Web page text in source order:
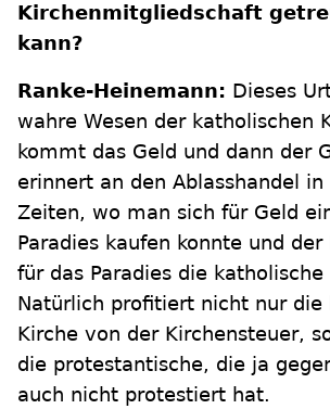
Kirchenmitgliedschaft
kann?
Ranke-Heinemann: Dieses
wahre Wesen der katholischen
kommt das Geld und dann der
erinnert an den Ablasshandel in
Zeiten, wo man sich für Geld
Paradies kaufen konnte und der
für das Paradies die katholische
Natürlich profitiert nicht nur die
Kirche von der Kirchensteuer,
die protestantische, die ja
auch nicht protestiert hat.